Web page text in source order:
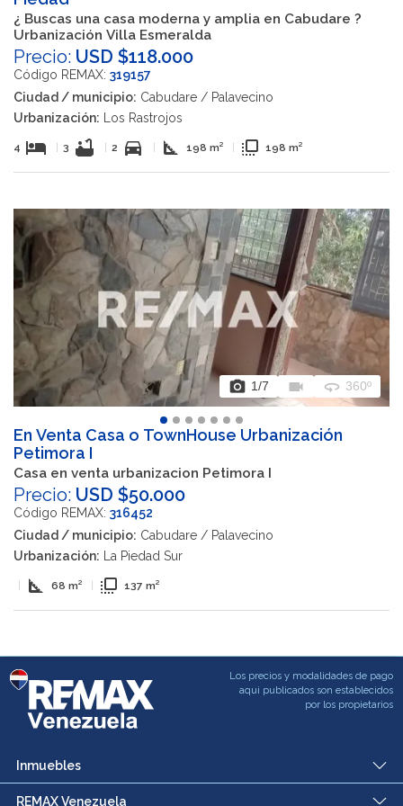
¿ Buscas una casa moderna y amplia en Cabudare ?
Urbanización Villa Esmeralda
Precio: USD $118.000
Código REMAX: 319157
Ciudad / municipio: Cabudare / Palavecino
Urbanización: Los Rastrojos
4 hotel 3 bathtub 2 directions_car square_foot 198 m² flip_to_front 198 m²
photo_camera 1/7 videocam 360 360º
En Venta Casa o TownHouse Urbanización
Petimora I
Casa en venta urbanizacion Petimora I
Precio: USD $50.000
Código REMAX: 316452
Ciudad / municipio: Cabudare / Palavecino
Urbanización: La Piedad Sur
square_foot 68 m² flip_to_front 137 m²
Los precios y modalidades de pago
aqui publicados son establecidos
por los propietarios
Inmuebles
REMAX Venezuela